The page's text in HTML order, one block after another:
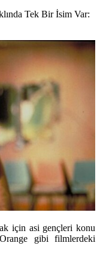
Tek Bir İsim Var:
için asi gençleri konu
gibi filmlerdeki